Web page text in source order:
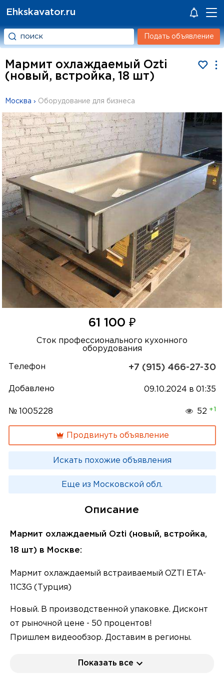
Ehkskavator.ru
Подать объявление
Мармит охлаждаемый Ozti
(новый, встройка, 18 шт)
Москва › Оборудование для бизнеса
61 100 ₽
Сток профессионального кухонного
оборудования
Телефон +7 (915) 466-27-30
Добавлено 09.10.2024 в 01:35
№ 1005228 52 +1
Продвинуть объявление
Искать похожие объявления
Еще из Московской обл.
Описание
Мармит охлаждаемый Ozti (новый, встройка,
18 шт) в Москве:
Мармит охлаждаемый встраиваемый OZTI ETA-
11C3G (Турция)
Новый. В производственной упаковке. Дисконт
от рыночной цене - 50 процентов!
Пришлем видеообзор. Доставим в регионы.
Показать все